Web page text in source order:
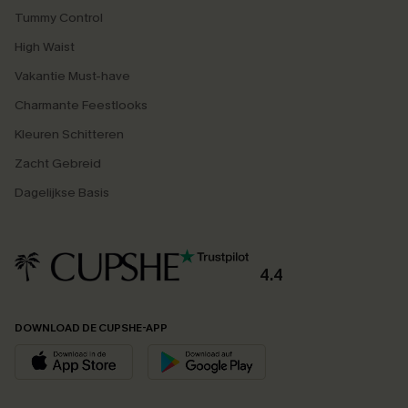
Tummy Control
High Waist
Vakantie Must-have
Charmante Feestlooks
Kleuren Schitteren
Zacht Gebreid
Dagelijkse Basis
4.4
DOWNLOAD DE CUPSHE-APP